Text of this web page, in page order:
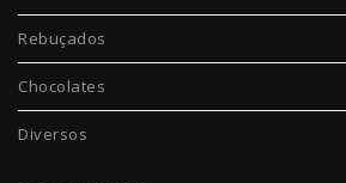
Rebuçados
Chocolates
Diversos